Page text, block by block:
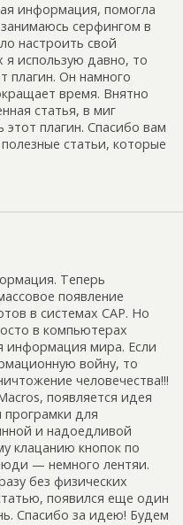
информация, помогла
серфингом в
настроить свой
я использую давно, то
плагин. Он намного
время. Внятно
статья, в миг
плагин. Спасибо вам
статьи, которые
Теперь
появление
в системах САР. Но
в компьютерах
мира. Если
войну, то
человечества!!!
появляется идея
програмки для
и надоедливой
клацанию кнопок по
— немного лентяи.
без физических
появился еще один
Спасибо за идею! Будем